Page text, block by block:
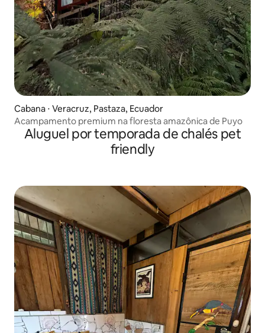
Cabana ⋅ Veracruz, Pastaza, Ecuador
Acampamento premium na floresta amazônica de Puyo
Aluguel por temporada de chalés pet
friendly